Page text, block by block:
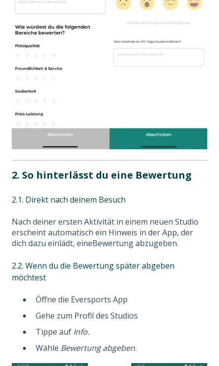
2. So hinterlässt du eine Bewertung
2.1. Direkt nach deinem Besuch
Nach deiner ersten Aktivität in einem neuen Studio
erscheint automatisch ein Hinweis in der App, der
dich dazu einlädt, eineBewertung abzugeben.
2.2. Wenn du die Bewertung später abgeben
möchtest
Öffne die Eversports App
Gehe zum Profil des Studios
Tippe auf Info.
Wähle Bewertung abgeben.